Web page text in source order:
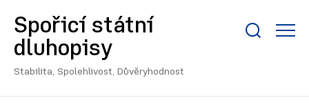
Spořicí státní
dluhopisy
Stabilita, Spolehlivost, Důvěryhodnost